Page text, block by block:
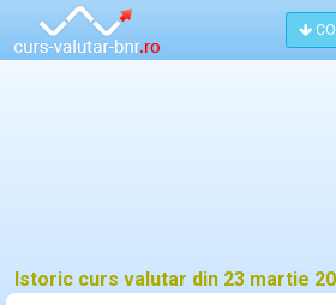
Istoric curs valutar din 23 martie